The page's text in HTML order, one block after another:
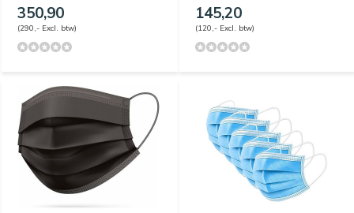
350,90
(290,- Excl. btw)
145,20
(120,- Excl. btw)